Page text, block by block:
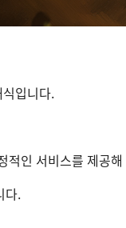
입니다.
적인 서비스를 제공
다.